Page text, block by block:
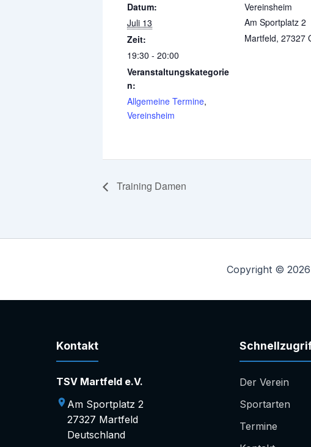
Datum:
Juli 13
Zeit:
19:30 - 20:00
Veranstaltungskategorie
n:
Allgemeine Termine,
Vereinsheim
Vereinsheim
Am Sportplatz 2
Martfeld, 27327
Training Damen
Copyright ©
Kontakt
TSV Martfeld e.V.
Am Sportplatz 2
27327 Martfeld
Deutschland
Der Verein
Sportarten
Termine